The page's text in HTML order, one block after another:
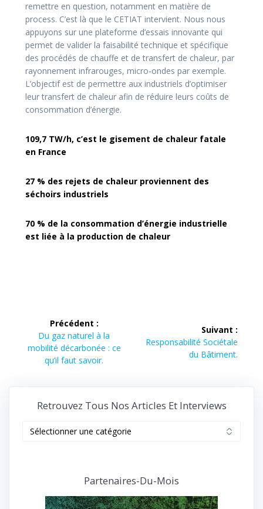
remettre en question, notamment en matière de
process. C’est là que le CETIAT intervient. Nous nous
appuyons sur une plateforme d’essais innovante qui
permet de valider la faisabilité technique et spécifique
des procédés de chauffe et de transfert de chaleur, par
rayonnement infrarouges, micro-ondes par exemple.
L’objectif est de permettre aux industriels d’optimiser
leur transfert de chaleur afin de réduire leurs coûts de
consommation d’énergie.
109,7 TW/h, c’est le gisement de chaleur fatale
en France
27 % des rejets de chaleur proviennent des
séchoirs industriels
70 % de la consommation d’énergie industrielle
est liée à la production de chaleur
Navigation
de
l’article
Précédent :
Article
précédent :
Du gaz naturel à la
mobilité décarbonée : ce
qu’il faut savoir.
Suivant :
Article
Responsabilité Sociétale
du Bâtiment.
Retrouvez Tous Nos Articles Et Interviews
interviews
Partenaires-Du-Mois